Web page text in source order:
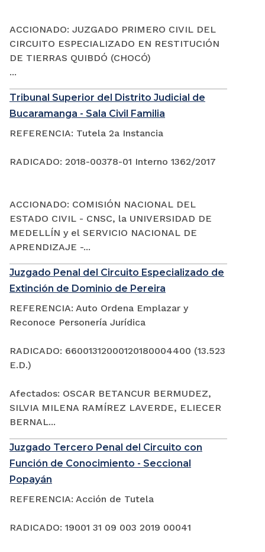
ACCIONADO: JUZGADO PRIMERO CIVIL DEL
CIRCUITO ESPECIALIZADO EN RESTITUCIÓN
DE TIERRAS QUIBDÓ (CHOCÓ)
...
Tribunal Superior del Distrito Judicial de
Bucaramanga - Sala Civil Familia
REFERENCIA: Tutela 2a Instancia
RADICADO: 2018-00378-01 Interno 1362/2017
ACCIONADO: COMISIÓN NACIONAL DEL
ESTADO CIVIL - CNSC, la UNIVERSIDAD DE
MEDELLÍN y el SERVICIO NACIONAL DE
APRENDIZAJE -...
Juzgado Penal del Circuito Especializado de
Extinción de Dominio de Pereira
REFERENCIA: Auto Ordena Emplazar y
Reconoce Personería Jurídica
RADICADO: 66001312000120180004400 (13.523
E.D.)
Afectados: OSCAR BETANCUR BERMUDEZ,
SILVIA MILENA RAMÍREZ LAVERDE, ELIECER
BERNAL...
Juzgado Tercero Penal del Circuito con
Función de Conocimiento - Seccional
Popayán
REFERENCIA: Acción de Tutela
RADICADO: 19001 31 09 003 2019 00041